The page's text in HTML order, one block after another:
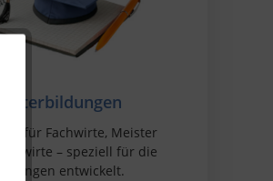
Weiterbildungen
für Fachwirte, Meister
– speziell für die
Prüfungen entwickelt.